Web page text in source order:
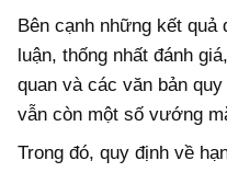
Bên cạnh những kết
luận, thống nhất đánh
quan và các văn bản
vẫn còn một số vướng
Trong đó, quy định về